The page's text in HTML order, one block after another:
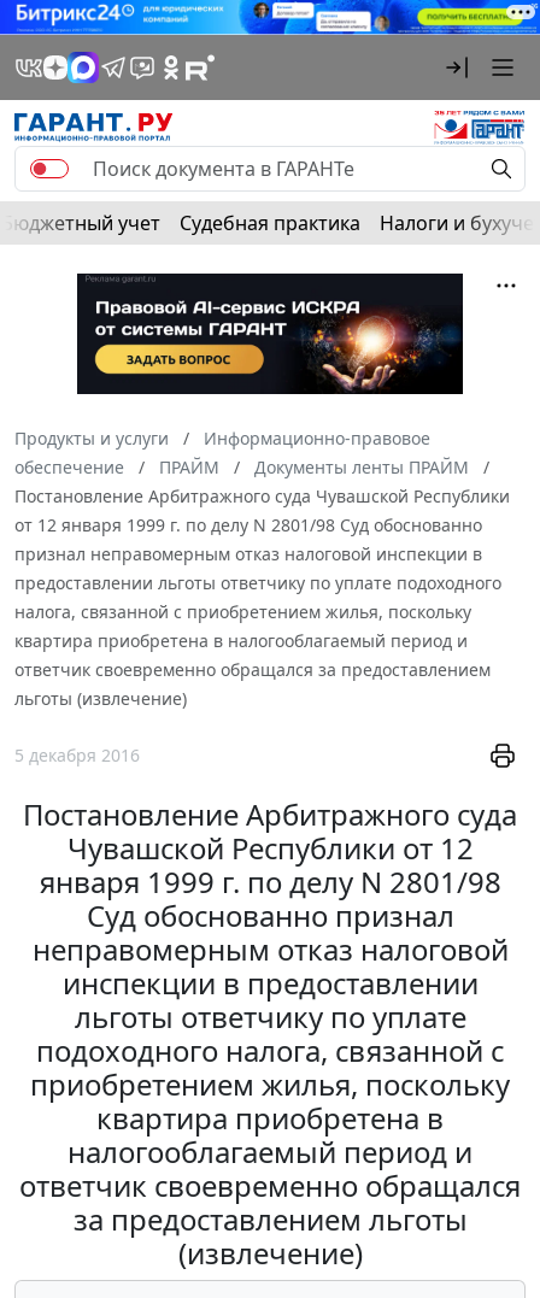
Бюджетный учет Судебная практика Налоги и
Продукты и услуги
Информационно-правовое
обеспечение
ПРАЙМ
Документы ленты ПРАЙМ
Постановление Арбитражного суда Чувашской Республики
от 12 января 1999 г. по делу N 2801/98 Суд обоснованно
признал неправомерным отказ налоговой инспекции в
предоставлении льготы ответчику по уплате подоходного
налога, связанной с приобретением жилья, поскольку
квартира приобретена в налогооблагаемый период и
ответчик своевременно обращался за предоставлением
льготы (извлечение)
5 декабря 2016
Постановление Арбитражного суда
Чувашской Республики от 12
января 1999 г. по делу N 2801/98
Суд обоснованно признал
неправомерным отказ налоговой
инспекции в предоставлении
льготы ответчику по уплате
подоходного налога, связанной с
приобретением жилья, поскольку
квартира приобретена в
налогооблагаемый период и
ответчик своевременно обращался
за предоставлением льготы
(извлечение)